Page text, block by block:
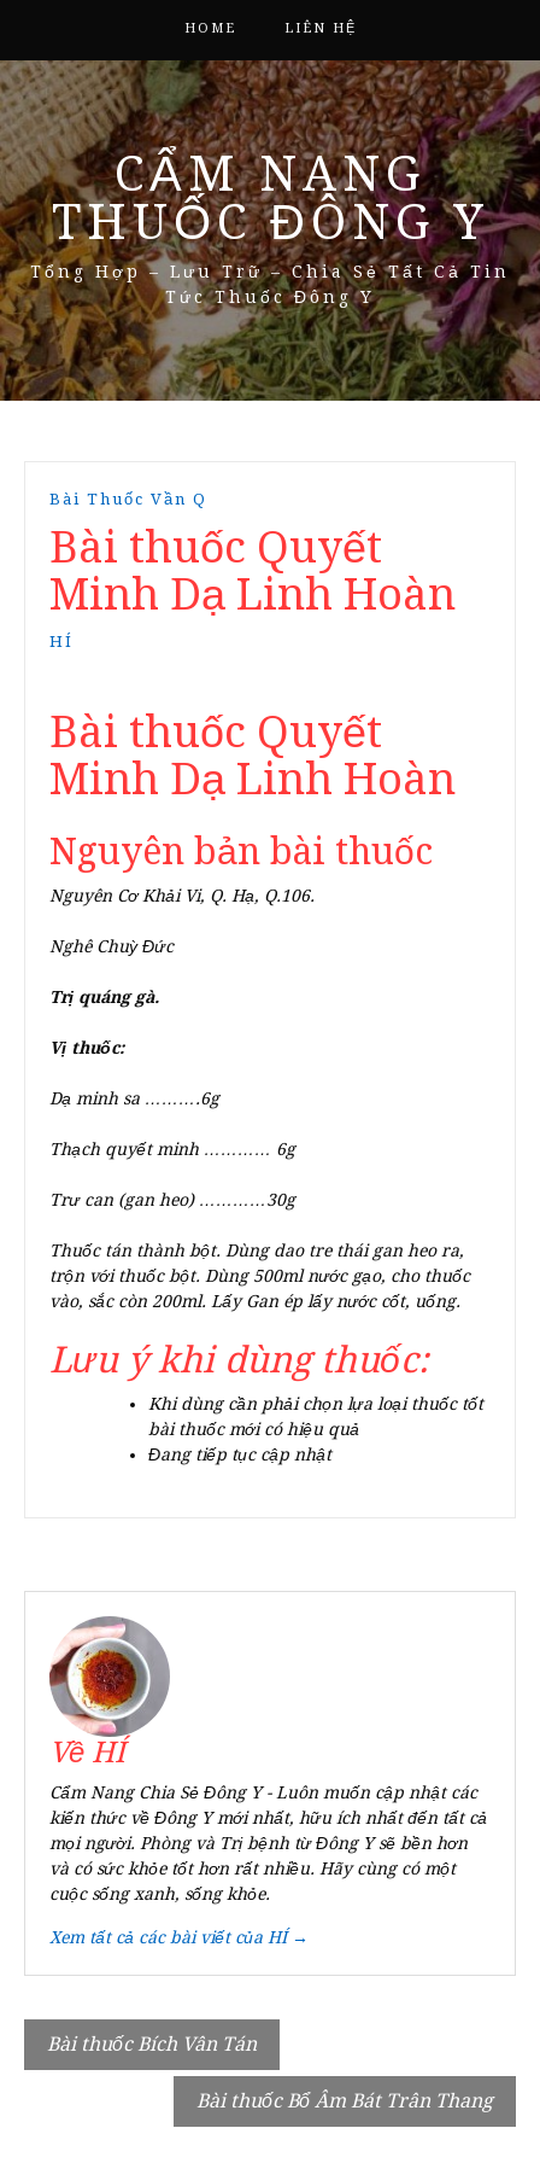
HOME LIÊN HỆ
CẨM NANG
THUỐC ĐÔNG Y
Tổng Hợp – Lưu Trữ – Chia Sẻ Tất Cả Tin
Tức Thuốc Đông Y
Bài Thuốc Vần Q
Bài thuốc Quyết
Minh Dạ Linh Hoàn
HÍ
Bài thuốc Quyết
Minh Dạ Linh Hoàn
Nguyên bản bài thuốc
Nguyên Cơ Khải Vi, Q. Hạ, Q.106.
Nghê Chuỳ Đức
Trị quáng gà.
Vị thuốc:
Dạ minh sa ……….6g
Thạch quyết minh ………… 6g
Trư can (gan heo)…………30g
Thuốc tán thành bột. Dùng dao tre thái gan heo ra,
trộn với thuốc bột. Dùng 500ml nước gạo, cho thuốc
vào, sắc còn 200ml. Lấy Gan ép lấy nước cốt, uống.
Lưu ý khi dùng thuốc:
Khi dùng cần phải chọn lựa loại thuốc tốt
bài thuốc mới có hiệu quả
Đang tiếp tục cập nhật
Về HÍ
Cẩm Nang Chia Sẻ Đông Y - Luôn muốn cập nhật các
kiến thức về Đông Y mới nhất, hữu ích nhất đến tất cả
mọi người. Phòng và Trị bệnh từ Đông Y sẽ bền hơn
và có sức khỏe tốt hơn rất nhiều. Hãy cùng có một
cuộc sống xanh, sống khỏe.
Xem tất cả các bài viết của HÍ →
Điều
hướng
Bài thuốc Bích Vân Tán
Bài thuốc Bổ Âm Bát Trân Thang